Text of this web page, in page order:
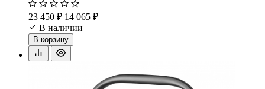
23 450 ₽ 14 065 ₽
В наличии
В корзину